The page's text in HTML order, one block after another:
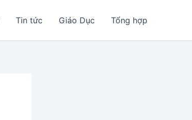
Tin tức Giáo Dục Tổng hợp